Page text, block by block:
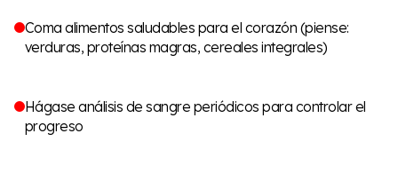
Coma alimentos saludables para el corazón (piense:
verduras, proteínas magras, cereales integrales)
Hágase análisis de sangre periódicos para controlar el
progreso